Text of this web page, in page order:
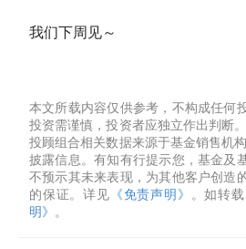
我们下周见～
本文所载内容仅供参考，不构成任何
投资需谨慎，投资者应独立作出判断
投顾组合相关数据来源于基金销售机
披露信息。有知有行提示您，基金及
不预示其未来表现，为其他客户创造
的保证。详见 《免责声明》 。如转
明》 。